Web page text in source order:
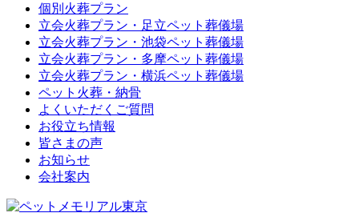
個別火葬プラン
立会火葬プラン・足立ペット葬儀場
立会火葬プラン・池袋ペット葬儀場
立会火葬プラン・多摩ペット葬儀場
立会火葬プラン・横浜ペット葬儀場
ペット火葬・納骨
よくいただくご質問
お役立ち情報
皆さまの声
お知らせ
会社案内